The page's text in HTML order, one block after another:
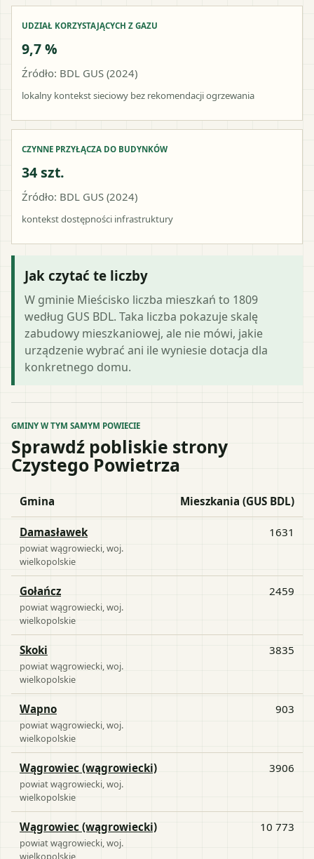
UDZIAŁ KORZYSTAJĄCYCH Z GAZU
9,7 %
Źródło: BDL GUS (2024)
lokalny kontekst sieciowy bez rekomendacji ogrzewania
CZYNNE PRZYŁĄCZA DO BUDYNKÓW
34 szt.
Źródło: BDL GUS (2024)
kontekst dostępności infrastruktury
Jak czytać te liczby
W gminie Mieścisko liczba mieszkań to 1809
według GUS BDL. Taka liczba pokazuje skalę
zabudowy mieszkaniowej, ale nie mówi, jakie
urządzenie wybrać ani ile wyniesie dotacja dla
konkretnego domu.
GMINY W TYM SAMYM POWIECIE
Sprawdź pobliskie strony
Czystego Powietrza
Gmina Mieszkania (GUS BDL)
Damasławek
powiatwągrowiecki , woj.
wielkopolskie
1631
Gołańcz
powiatwągrowiecki , woj.
wielkopolskie
2459
Skoki
powiatwągrowiecki , woj.
wielkopolskie
3835
Wapno
powiatwągrowiecki , woj.
wielkopolskie
903
Wągrowiec (wągrowiecki)
powiatwągrowiecki , woj.
wielkopolskie
3906
Wągrowiec (wągrowiecki)
powiatwągrowiecki , woj.
wielkopolskie
10 773